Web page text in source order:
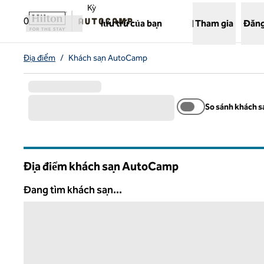
0
Kỳ
lưu trú của bạn
,Mở tab mới
Tham gia
Địa điểm / Khách sạn AutoCamp
So sánh khách
Địa điểm khách sạn AutoCamp
Đang tìm khách sạn...